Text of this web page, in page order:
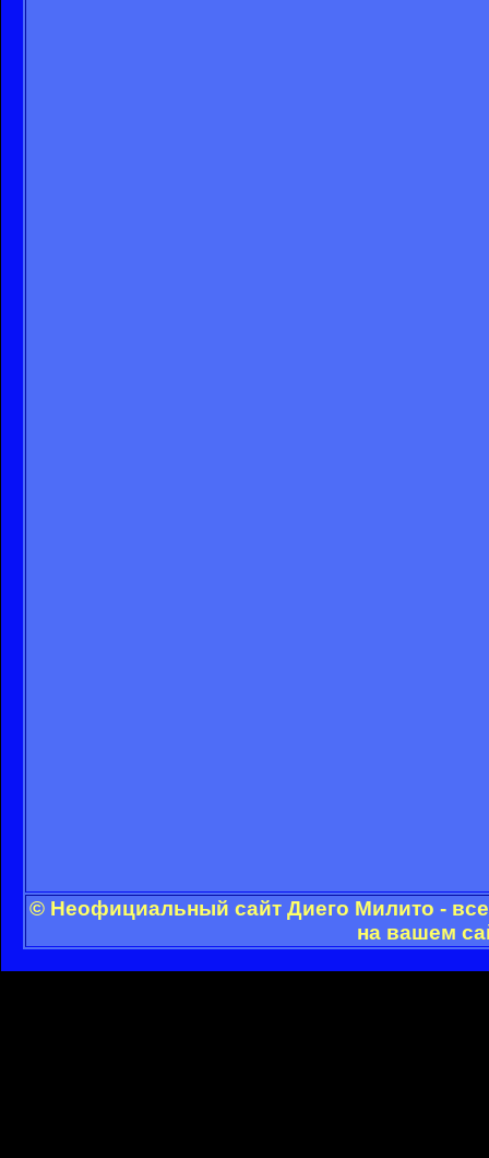
© Неофициальный сайт Диего Милито -
на вашем